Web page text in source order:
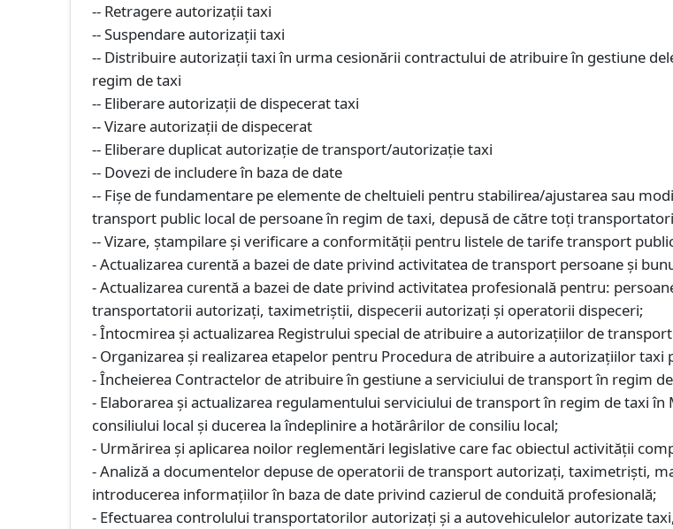
-- Retragere autorizaţii taxi
-- Suspendare autorizaţii taxi
-- Distribuire autorizaţii taxi în urma cesionării contractului de atribuire în gestiune
regim de taxi
-- Eliberare autorizaţii de dispecerat taxi
-- Vizare autorizaţii de dispecerat
-- Eliberare duplicat autorizaţie de transport/autorizaţie taxi
-- Dovezi de includere în baza de date
-- Fişe de fundamentare pe elemente de cheltuieli pentru stabilirea/ajustarea sau
transport public local de persoane în regim de taxi, depusă de către toţi
-- Vizare, ştampilare şi verificare a conformităţii pentru listele de tarife transport
- Actualizarea curentă a bazei de date privind activitatea de transport persoane şi
- Actualizarea curentă a bazei de date privind activitatea profesională pentru:
transportatorii autorizaţi, taximetriştii, dispecerii autorizaţi şi operatorii dispeceri;
- Întocmirea şi actualizarea Registrului special de atribuire a autorizaţiilor de
- Organizarea şi realizarea etapelor pentru Procedura de atribuire a autorizaţiilor
- Încheierea Contractelor de atribuire în gestiune a serviciului de transport în regim
- Elaborarea şi actualizarea regulamentului serviciului de transport în regim de taxi
consiliului local şi ducerea la îndeplinire a hotărârilor de consiliu local;
- Urmărirea şi aplicarea noilor reglementări legislative care fac obiectul activităţii
- Analiză a documentelor depuse de operatorii de transport autorizaţi, taximetrişti,
introducerea informaţiilor în baza de date privind cazierul de conduită profesională;
- Efectuarea controlului transportatorilor autorizaţi şi a autovehiculelor autorizate